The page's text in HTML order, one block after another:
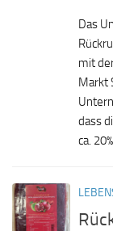
Das
mit
Markt
dass
ca.